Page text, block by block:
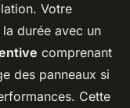
Votre
durée avec un
comprenant
des panneaux si
Cette